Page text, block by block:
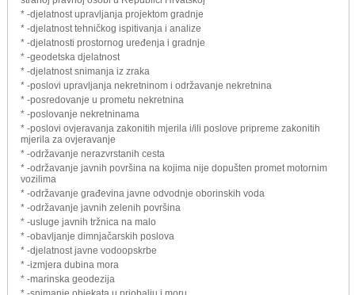
* -djelatnost upravljanja projektom gradnje
* -djelatnost tehničkog ispitivanja i analize
* -djelatnosti prostornog uređenja i gradnje
* -geodetska djelatnost
* -djelatnost snimanja iz zraka
* -poslovi upravljanja nekretninom i održavanje nekretnina
* -posredovanje u prometu nekretnina
* -poslovanje nekretninama
* -poslovi ovjeravanja zakonitih mjerila i/ili poslove pripreme zakonitih
mjerila za ovjeravanje
* -održavanje nerazvrstanih cesta
* -održavanje javnih površina na kojima nije dopušten promet motornim
vozilima
* -održavanje građevina javne odvodnje oborinskih voda
* -održavanje javnih zelenih površina
* -usluge javnih tržnica na malo
* -obavljanje dimnjačarskih poslova
* -djelatnost javne vodoopskrbe
* -izmjera dubina mora
* -marinska geodezija